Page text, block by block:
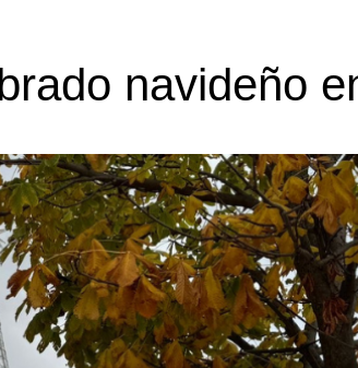
navideño